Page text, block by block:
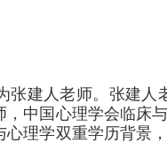
张建人老师。张建人
，中国心理学会临床
心理学双重学历背景